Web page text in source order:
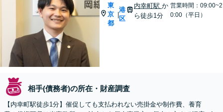
東
京
都
|
港
区
内幸町駅 か
ら徒歩1分
営業時間：09:00~2
0:00（平日）
相手(債務者)の所在・財産調査
【内幸町駅徒歩1分】催促しても支払われない売掛金や制作費、養育